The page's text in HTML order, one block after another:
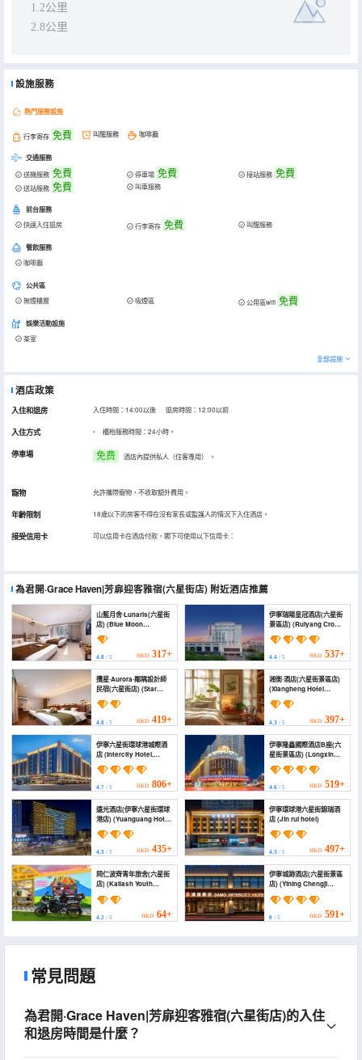
1.2公里
2.8公里
設施服務
熱門服務設施
行李寄存 免費 叫醒服務 咖啡廳
交通服務
送機服務 免費 停車場 免費 接站服務 免費
送站服務 免費 叫車服務
前台服務
快速入住退房 行李寄存 免費 叫醒服務
餐飲服務
咖啡廳
公共區
無煙樓層 吸煙區 公用區wifi 免費
娛樂活動設施
茶室
全部設施
酒店政策
入住和退房 入住時間：14:00以後 退房時間：12:00以前
入住方式 櫃枱服務時間：24小時。
停車場 免费 酒店內提供私人（住客專用） 。
寵物 允許攜帶寵物，不收取額外費用。
年齡限制 18歲以下的房客不得在沒有家長或監護人的情況下入住酒店。
接受信用卡 可以信用卡在酒店付款，閣下可使用以下信用卡：
為君開·Grace Haven|芳扉迎客雅宿(六星街店) 附近酒店推薦
山藍月舍·Lunaris(六星街
店) (Blue Moon
Mountain Lodge)
4.8 / 5 HKD 317+
伊寧瑞陽皇冠酒店(六星街
景區店) (Ruiyang Crown
Hotel)
4.4/ 5 HKD 537+
攬星·Aurora·鄰隅設計師
民宿(六星街店) (Star
Corner Designer
Homestay（Sixth
Street Branch）)
4.8 / 5 HKD 419+
湘衡·酒店(六星街景區店)
(Xiangheng Hotel
(Liuxing Street Scenic
Area Branch))
4.3/ 5 HKD 397+
伊寧六星街環球港城際酒
店 (Intercity Hotel,
Global Harbor, Liuxing
Street, Yining)
4.7 / 5 HKD 806+
伊寧隆鑫國際酒店B座(六
星街景區店) (Longxin
International Hotel
(Building B))
4.6/ 5 HKD 519+
遠光酒店(伊寧六星街環球
港店) (Yuanguang Hotel
(Yining Liuxing Street
Branch))
4.3 / 5 HKD 435+
伊寧環球港六星街錦瑞酒
店 (Jin rui hotel)
4.3/ 5 HKD 497+
岡仁波齊青年旅舍(六星街
店) (Kailash Youth
Hostel)
4.2 / 5 HKD 64+
伊寧城跡酒店(六星街景區
店) (Yining Chengji
Hotel (Six Star Street
Scenic Branch))
0/ 5 HKD 591+
常見問題
為君開·Grace Haven|芳扉迎客雅宿(六星街店)的入住
和退房時間是什麼？